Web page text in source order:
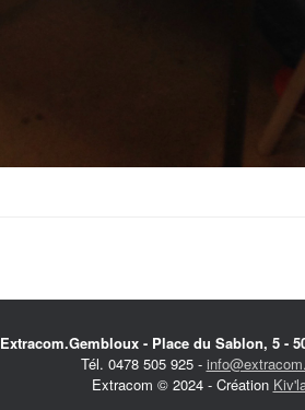
Extracom.Gembloux - Place du Sablon, 5 -
Tél. 0478 505 925 -
Extracom © 2024 - Création